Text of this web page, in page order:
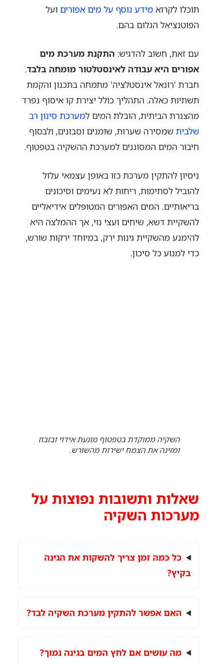
תוכלו לקרוא מידע נוסף על מים אפורים ועל
הפוטנציאל הגלום בהם.
עם זאת, חשוב להדגיש: התקנת מערכת מים
אפורים היא עבודה לאינסטלטור מומחה בלבד.
חברת 'רונאל אינסטלציה' מתמחה בתכנון והקמת
תשתיות כאלה. התהליך כולל יצירת קו איסוף נפרד
מהצנרת הביתית, הובלת המים למערכת סינון רב
שלבית שמסירה שערות, שומנים וסבונים, ולבסוף
חיבור המים המסוננים למערכת ההשקיה בטפטוף.
ניסיון להתקין מערכת כזו באופן עצמאי עלול
להוביל לסתימות, ריחות לא נעימים וסיכונים
בריאותיים. המים האפורים המטופלים אידיאליים
להשקיית דשא, שיחים ועצי נוי, אך ההמלצה היא
להימנע מהשקיית גינות ירק, במיוחד ירקות שורש,
כדי למנוע כל סיכון.
השקיה ממוקדת בטפטוף מונעת אידוי ובזבוז
ומזינה את הצמח ישירות מהשורש.
שאלות ותשובות נפוצות על
מערכות השקיה
כל כמה זמן צריך להשקות את הגינה
בקיץ?
האם אפשר להתקין מערכת השקיה לבד?
מה עושים אם לחץ המים בגינה נמוך?